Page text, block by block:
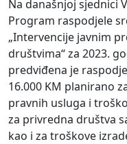
Na današnjoj sjednici
Program raspodjele
„Intervencije javnim
društvima“ za 2023.
predviđena je
16.000 KM planirano
pravnih usluga i
za privredna društva
kao i za troškove